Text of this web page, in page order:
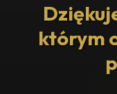
którym